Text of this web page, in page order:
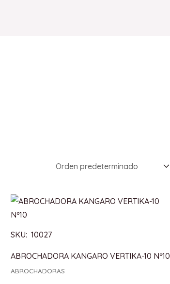
SKU: 10027
ABROCHADORA KANGARO VERTIKA-10 Nº10
ABROCHADORAS